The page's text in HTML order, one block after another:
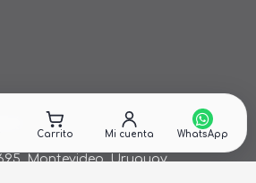
Montevideo, Uruguay
Carrito Mi cuenta